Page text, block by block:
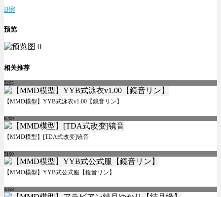
B碗
预览
相关推荐
3265
【MMD模型】YYB式泳衣v1.00【鏡音リン】
6209
【MMD模型】[TDA式改变]镜音
3160
【MMD模型】YYB式公式服【鏡音リン】
3359